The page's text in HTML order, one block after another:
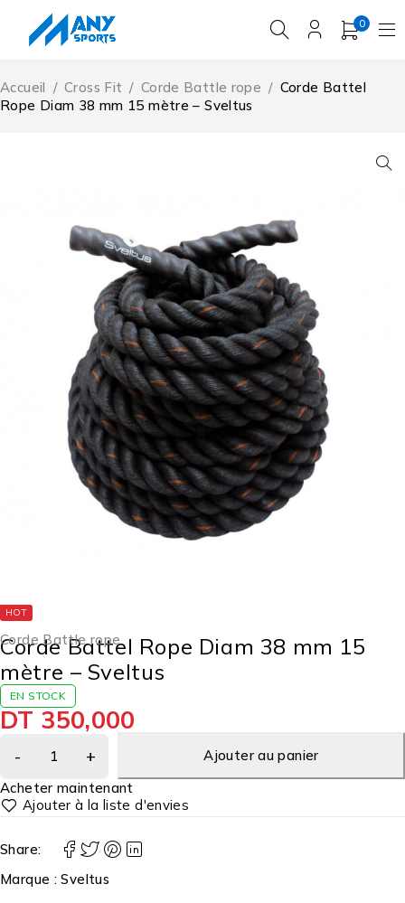
0
Accueil / Cross Fit / Corde Battle rope / Corde Battel
Rope Diam 38 mm 15 mètre – Sveltus
HOT
Corde Battle rope
Corde Battel Rope Diam 38 mm 15
mètre – Sveltus
EN STOCK
DT 350,000
Ajouter au panier
Acheter maintenant
Share:
Marque :Sveltus